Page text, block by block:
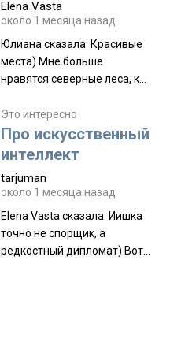
производителя. Новинка
получила двухслойную
конструкцию с отдельным
внешним тентом и сетчатой
внутренней палаткой, а ее
комплектации составляет
около 845 г. Палатка весит
менее
Elena Vasta
около 1 месяца назад
Юлиана сказалa: Красивые
места) Мне больше
нравятся северные леса, как
южной тайги
Это интересно
Про искусственный
интеллект
tarjuman
около 1 месяца назад
Elena Vasta сказалa: Иишка
точно не спорщик, а
редкостный дипломат) Вот,